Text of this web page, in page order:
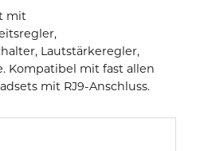
mit
Lautstärkeregler,
Kompatibel mit fast allen
mit RJ9-Anschluss.